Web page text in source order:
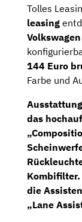
Tolles
leasing
144 Euro
Farbe und
das
Kombifilter.
die
„Lane